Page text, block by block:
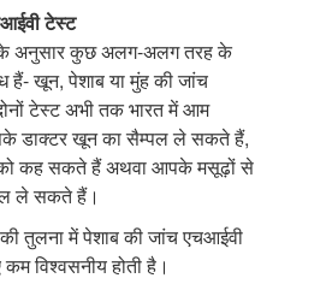
टेस्ट
अनुसार कुछ अलग-अलग तरह के
हैं- खून, पेशाब या मुंह की जांच
टेस्ट अभी तक भारत में आम
डाक्टर खून का सैम्पल ले सकते हैं,
कह सकते हैं अथवा आपके मसूढ़ों से
ले सकते हैं।
तुलना में पेशाब की जांच एचआईवी
विश्वसनीय होती है।